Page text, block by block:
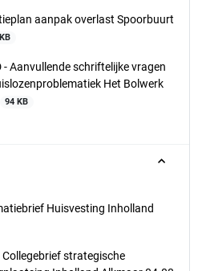
aanpak overlast Spoorbuurt
- Aanvullende schriftelijke vragen
Het Bolwerk
94 KB
Huisvesting Inholland
Collegebrief strategische